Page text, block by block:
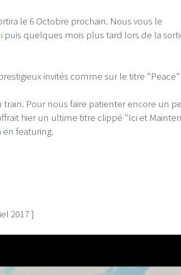
le 6 Octobre prochain. Nous vous le
puis quelques mois plus tard lors de la
invités comme sur le titre "Peace"
Pour nous faire patienter encore un
hier un ultime titre clippé "Ici et
en featuring.
2017 ]